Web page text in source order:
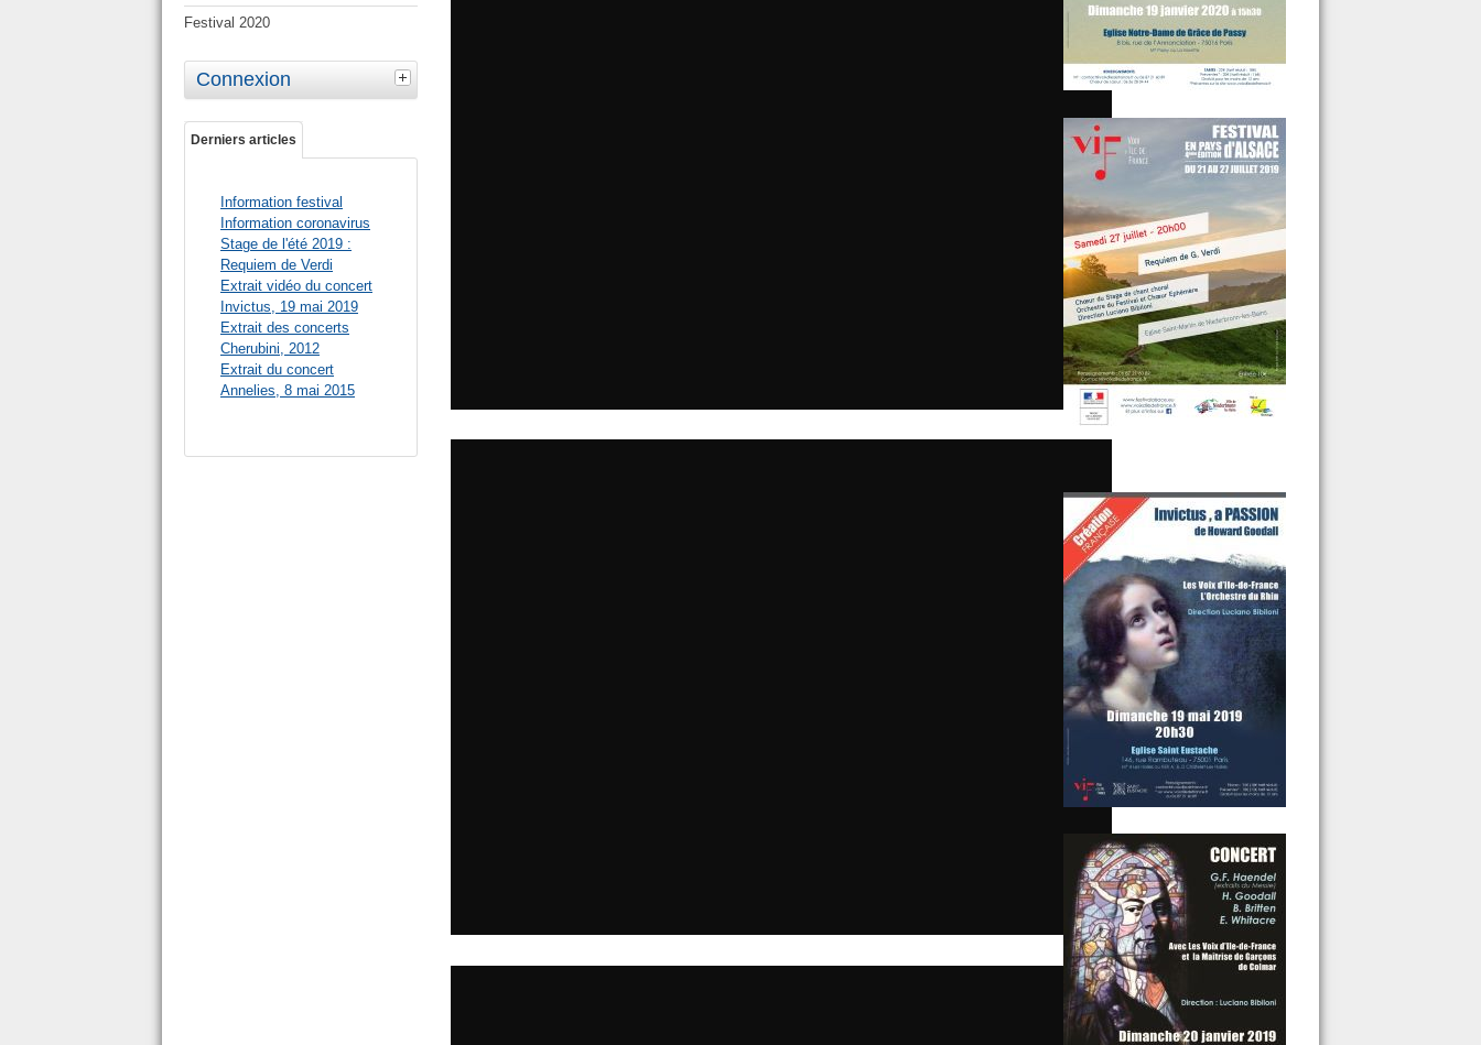
Festival 2020
Connexion
Derniers articles
Information festival
Information coronavirus
Stage de l'été 2019 :
Requiem de Verdi
Extrait vidéo du concert
Invictus, 19 mai 2019
Extrait des concerts
Cherubini, 2012
Extrait du concert
Annelies, 8 mai 2015